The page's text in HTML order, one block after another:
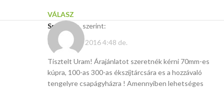
VÁLASZ
Specijoco szerint:
október 21, 2016 4:48 de.
Tisztelt Uram! Árajánlatot szeretnék kérni 70mm-es
kúpra, 100-as 300-as ékszíjtárcsára es a hozzávaló
tengelyre csapágyházra ! Amennyiben lehetséges